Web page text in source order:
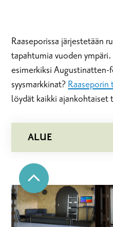
Raaseporissa järjestetään
tapahtumia vuoden
esimerkiksi Augustinatten-
syysmarkkinat?
löydät kaikki ajankohtaiset
ALUE
BILLNÄS
BROMARV
FISKARS
KARJAA
MUSTIO
POHJA